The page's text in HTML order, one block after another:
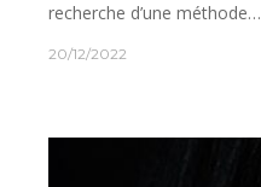
recherche d’une méthode…
20/12/2022